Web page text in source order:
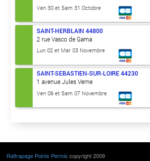
Ven 30 et Sam 31 Octobre
SAINT-HERBLAIN 44800
2 rue Vasco de Gama
Lun 02 et Mar 03 Novembre
SAINT-SEBASTIEN-SUR-LOIRE 44230
1 avenue Jules Verne
Ven 06 et Sam 07 Novembre
Rattrapage Points Permis copyright 2009